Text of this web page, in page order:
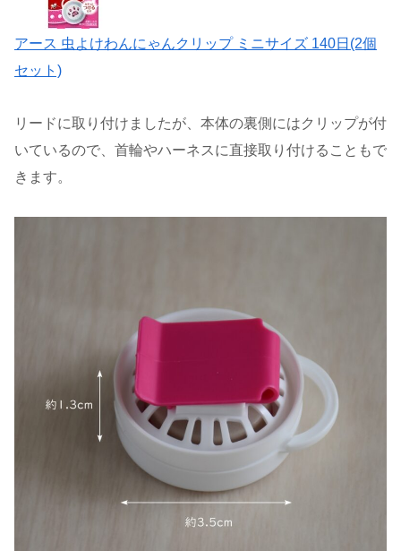
アース 虫よけわんにゃんクリップ ミニサイズ 140日(2個
セット)
リードに取り付けましたが、本体の裏側にはクリップが付
いているので、首輪やハーネスに直接取り付けることもで
きます。